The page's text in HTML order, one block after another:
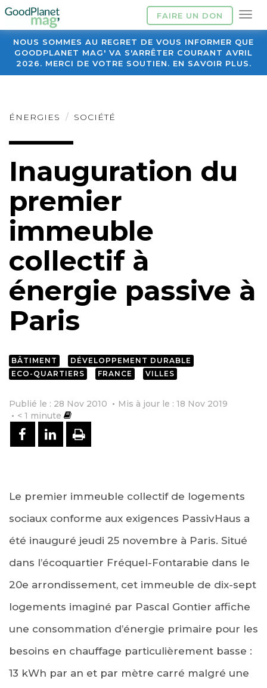
FAIRE UN DON
NOUS SOMMES AU REGRET DE VOUS INFORMER QUE
GOODPLANET MAG' VA S'ARRÊTER COURANT AVRIL
2026. MERCI DE VOTRE SOUTIEN. EN SAVOIR PLUS.
ÉNERGIES SOCIÉTÉ
Inauguration du
premier
immeuble
collectif à
énergie passive à
Paris
BÂTIMENT
DÉVELOPPEMENT DURABLE
ECO-QUARTIERS
FRANCE VILLES
Publié le : 28 Nov 2010
Mis à jour le : 18 Nov 2019
< 1 minute
PARTAGER SUR FACEBOOK
PARTAGER SUR LINKEDIN
IMPRIMER
Le premier immeuble collectif de logements
sociaux conforme aux exigences PassivHaus a
été inauguré jeudi 25 novembre à Paris. Situé
dans l’écoquartier Fréquel-Fontarabie dans le
20e arrondissement, cet immeuble de dix-sept
logements imaginé par Pascal Gontier affiche
une consommation d’énergie primaire pour les
besoins en chauffage particulièrement basse :
13 kWh par an et par mètre carré malgré une